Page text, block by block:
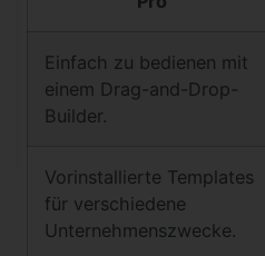
Einfach zu bedienen mit
einem Drag-and-Drop-
Builder.
Vorinstallierte Templates
für verschiedene
Unternehmenszwecke.